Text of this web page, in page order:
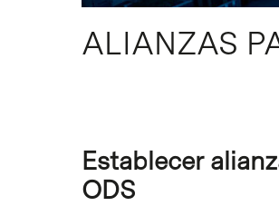
ALIANZAS
Establecer
ODS